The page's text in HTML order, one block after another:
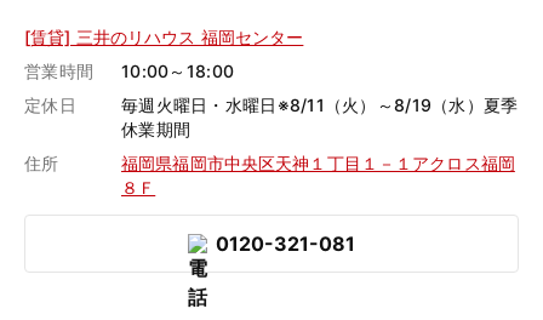
[賃貸] 三井のリハウス 福岡センター
営業時間
10:00～18:00
定休日
毎週火曜日・水曜日※8/11（火）～8/19（水）夏季
休業期間
住所
福岡県福岡市中央区天神１丁目１－１アクロス福岡
８Ｆ
0120-321-081